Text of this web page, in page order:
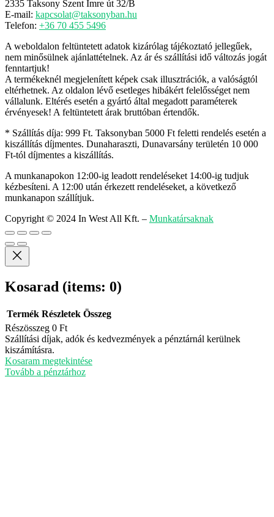
2335 Taksony Szent Imre út 32/B
E-mail: kapcsolat@taksonyban.hu
Telefon: +36 70 455 5496
A weboldalon feltüntetett adatok kizárólag tájékoztató jellegűek,
nem minősülnek ajánlattételnek. Az ár és szállítási idő változás jogát
fenntartjuk!
A termékeknél megjelenített képek csak illusztrációk, a valóságtól
eltérhetnek. Az oldalon lévő esetleges hibákért felelősséget nem
vállalunk. Eltérés esetén a gyártó által megadott paraméterek
érvényesek! A feltüntetett árak bruttóban értendők.
* Szállítás díja: 999 Ft. Taksonyban 5000 Ft feletti rendelés esetén a
kiszállítás díjmentes. Dunaharaszti, Dunavarsány területén 10 000
Ft-tól díjmentes a kiszállítás.
A munkanapokon 12:00-ig leadott rendeléseket 14:00-ig tudjuk
kézbesíteni. A 12:00 után érkezett rendeléseket, a következő
munkanapon szállítjuk.
Copyright © 2024 In West All Kft. – Munkatársaknak
Kosarad (items: 0)
Termékek
a
kosárban
Termék Részletek Összeg
Részösszeg 0 Ft
Szállítási díjak, adók és kedvezmények a pénztárnál kerülnek
kiszámításra.
Kosaram megtekintése
Tovább a pénztárhoz